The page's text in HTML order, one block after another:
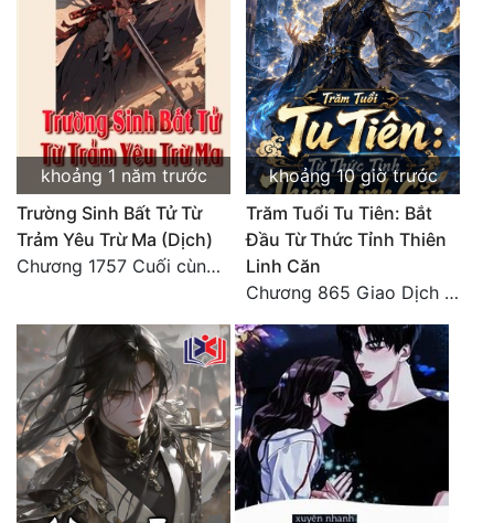
khoảng 1 năm trước
Trường Sinh Bất Tử Từ
Trảm Yêu Trừ Ma (Dịch)
Chương 1757 Cuối cùng được bình tĩnh (hết)
khoảng 10 giờ trước
Trăm Tuổi Tu Tiên: Bắt
Đầu Từ Thức Tỉnh Thiên
Linh Căn
Chương 865 Giao Dịch Chí Cao Tiên Thuật!